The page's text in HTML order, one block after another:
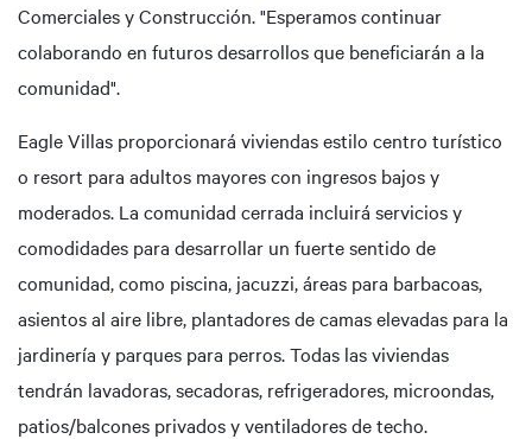
Comerciales y Construcción. "Esperamos continuar
colaborando en futuros desarrollos que beneficiarán a la
comunidad".
Eagle Villas proporcionará viviendas estilo centro turístico
o resort para adultos mayores con ingresos bajos y
moderados. La comunidad cerrada incluirá servicios y
comodidades para desarrollar un fuerte sentido de
comunidad, como piscina, jacuzzi, áreas para barbacoas,
asientos al aire libre, plantadores de camas elevadas para la
jardinería y parques para perros. Todas las viviendas
tendrán lavadoras, secadoras, refrigeradores, microondas,
patios/balcones privados y ventiladores de techo.